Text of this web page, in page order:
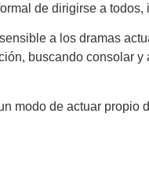
de dirigirse a
a los dramas
buscando consolar
modo de actuar